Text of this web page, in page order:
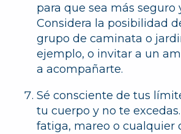
para que sea más seguro
Considera la posibilidad
grupo de caminata o
ejemplo, o invitar a un
a acompañarte.
Sé consciente de tus
tu cuerpo y no te
fatiga, mareo o cualquier